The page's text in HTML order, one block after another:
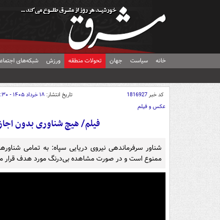
خانه سیاست جهان تحولات منطقه ورزش شبکه‌های
کد خبر1816927 تاریخ انتشار: ۱۸ خرداد ۱۴۰۵ - ۱۵:۳۰
عکس و فیلم
فیلم/ هیچ شناوری بدون
شناور سرفرماندهی نیروی دریایی سپاه: به تمامی
ممنوع است و در صورت مشاهده بی‌درنگ مورد هدف قرار